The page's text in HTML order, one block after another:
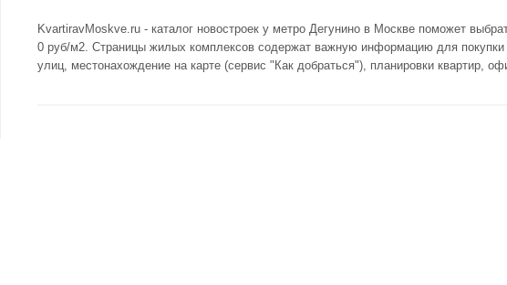
KvartiravMoskve.ru - каталог новостроек у метро Дегунино в Москве поможет
0 руб/м2. Страницы жилых комплексов содержат важную информацию для
улиц, местонахождение на карте (сервис "Как добраться"), планировки квартир,